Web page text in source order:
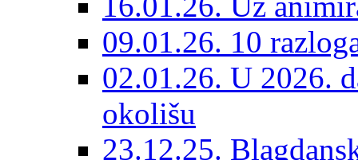
09.01.26. 10
02.01.26. U 2026.
okolišu
23.12.25.